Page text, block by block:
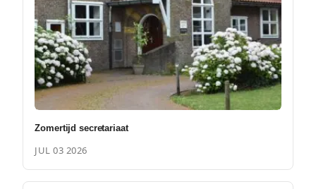
Zomertijd secretariaat
JUL 03 2026